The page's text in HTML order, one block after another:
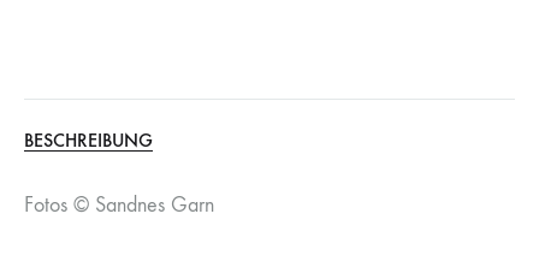
BESCHREIBUNG
Fotos © Sandnes Garn